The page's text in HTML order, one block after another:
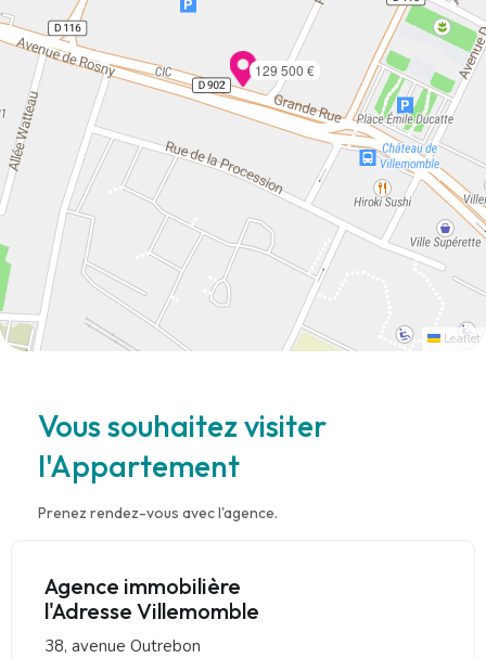
129 500 €
Leaflet
Vous souhaitez visiter
l'Appartement
Prenez rendez-vous avec l'agence.
Agence immobilière
l'Adresse Villemomble
38, avenue Outrebon